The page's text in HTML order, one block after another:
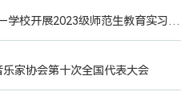
深耕实践育人 护航学生成才——学校开展2023级师范生教育实习专项督导检查
家协会第十次全国代表大会